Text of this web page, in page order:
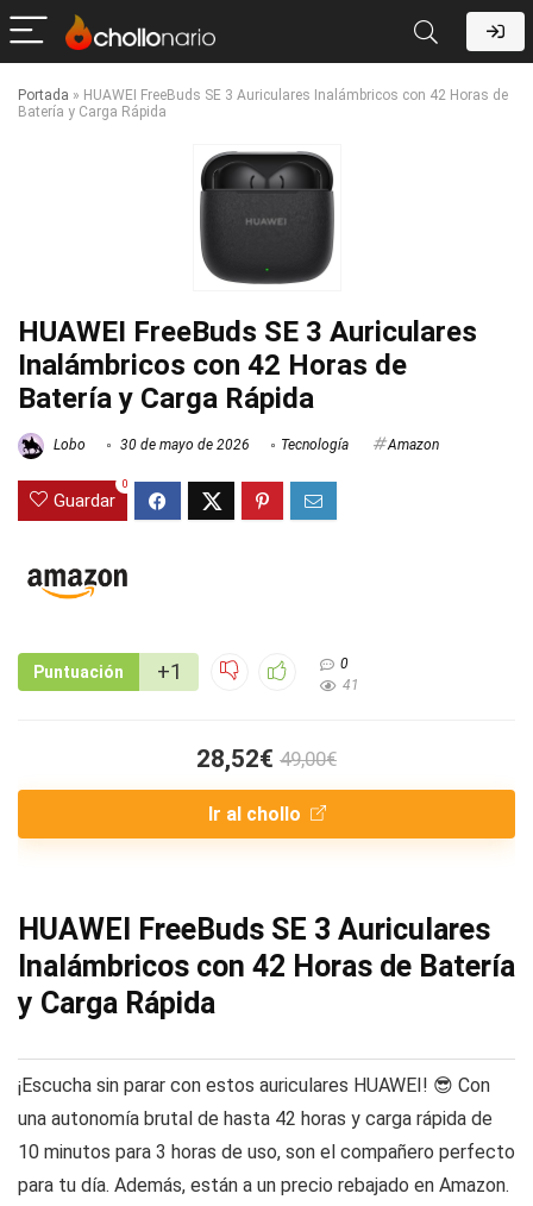
Portada » HUAWEI FreeBuds SE 3 Auriculares Inalámbricos con 42 Horas de
Batería y Carga Rápida
HUAWEI FreeBuds SE 3 Auriculares
Inalámbricos con 42 Horas de
Batería y Carga Rápida
Lobo 30 de mayo de 2026 Tecnología Amazon
Guardar
0
Puntuación +1
0
41
28,52€ 49,00€
Ir al chollo
HUAWEI FreeBuds SE 3 Auriculares
Inalámbricos con 42 Horas de Batería
y Carga Rápida
¡Escucha sin parar con estos auriculares HUAWEI! 😎 Con
una autonomía brutal de hasta 42 horas y carga rápida de
10 minutos para 3 horas de uso, son el compañero perfecto
para tu día. Además, están a un precio rebajado en Amazon.